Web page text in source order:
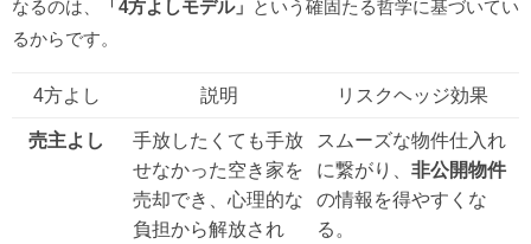
なるのは、
「4方よしモデル」 という確固たる哲学に基づいてい
るからです。
4方よし 説明 リスクヘッジ効果
売主よし
手放したくても手放
せなかった空き家を
売却でき、心理的な
負担から解放され
スムーズな物件仕入れ
に繋がり、 非公開物件
の情報を得やすくな
る。